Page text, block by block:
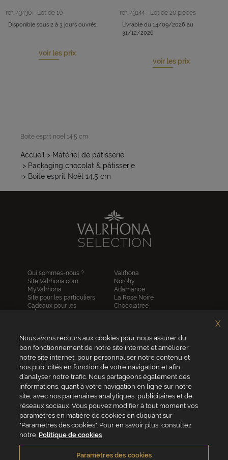
ref. 43430 - Lot de 10
Disponible sous 2 à 3 jours ouvrés.
voir les prix
ref. 43144 - Lot de 20 pièces
Livrable du 14/09/2026 au
31/12/2026
voir les prix
Boite esprit noel 14,5 cm
Accueil > Matériel de pâtisserie
> Packaging chocolat & pâtisserie
> Boite esprit Noël 14,5 cm
Qui sommes-nous ?
Site Valrhona.com
MyValrhona
Site pour les particuliers
Cadeaux pour les
entreprises
Contactez-nous
Valrhona
Norohy
Adamance
La Rose Noire
Chocolatree
Republica del cacao
Service client
04 75 07 51 51
Du lundi au jeudi : 8h - 18h
Le vendredi : 8h - 17h
VALRHONA FRANCE - ZA Les Fleurons - 315 Allée des Bergerons -
Nous avons recours aux cookies pour nous assurer du
bon fonctionnement de notre site internet et améliorer
notre site internet, pour personnaliser notre contenu et
nos publicités en fonction de votre navigation et afin
d’analyser notre trafic. Nous partageons également des
informations, quant à votre navigation en ligne sur notre
site, avec nos partenaires analytiques, publicitaires et de
réseaux sociaux. Vous pouvez modifier à tout moment vos
paramètres en matière de cookies en cliquant sur
"Paramètres des cookies". Pour en savoir plus, consultez
notre Politique de cookies
Paramètres des cookies
X